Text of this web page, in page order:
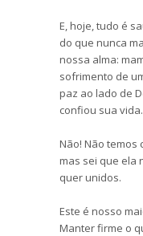
E, hoje, tudo é
do que nunca
nossa alma:
sofrimento de
paz ao lado de
confiou sua vida.
Não! Não temos
mas sei que ela
quer unidos.
Este é nosso
Manter firme o